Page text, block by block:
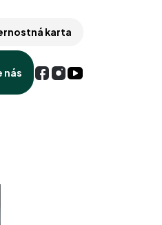
karta
nás